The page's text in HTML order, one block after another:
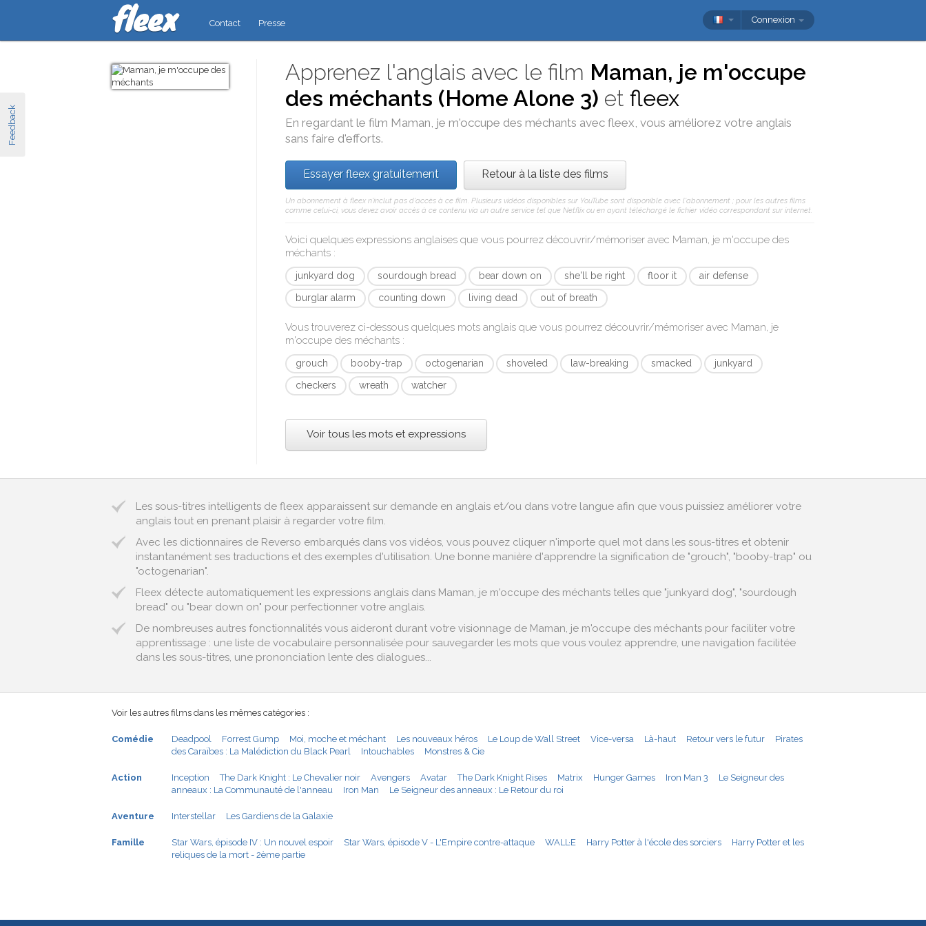
Feedback
Contact Presse Connexion
Apprenez l'anglais avec le film Maman, je m'occupe
des méchants (Home Alone 3) etfleex
En regardant le film Maman, je m'occupe des méchants avecfleex, vous améliorez votre anglais
sans faire d'efforts.
Essayer fleex gratuitement Retour à la liste des films
Un abonnement à fleex n'inclut pas d'accès à ce film. Plusieurs vidéos disponibles sur YouTube sont disponible avec l'abonnement ; pour les autres films
comme celui-ci, vous devez avoir accès à ce contenu via un autre service tel que Netflix ou en ayant téléchargé le fichier vidéo correspondant sur internet.
Voici quelques expressions anglaises que vous pourrez découvrir/mémoriser avec Maman, je m'occupe des
méchants :
junkyard dog sourdough bread bear down on she'll be right floor it
air defense
burglar alarm
counting down living dead out of breath
Vous trouverez ci-dessous quelques mots anglais que vous pourrez découvrir/mémoriser avec Maman, je
m'occupe des méchants :
grouch booby-trap octogenarian shoveled law-breaking smacked
junkyard
checkers
wreath watcher
Voir tous les mots et expressions
Les sous-titres intelligents de fleex apparaissent sur demande en anglais et/ou dans votre langue afin que vous puissiez améliorer votre
anglais tout en prenant plaisir à regarder votre film.
Avec les dictionnaires de Reverso embarqués dans vos vidéos, vous pouvez cliquer n'importe quel mot dans les sous-titres et obtenir
instantanément ses traductions et des exemples d'utilisation. Une bonne manière d'apprendre la signification de "grouch", "booby-trap" ou
"octogenarian".
Fleex détecte automatiquement les expressions anglais dans Maman, je m'occupe des méchants telles que "junkyard dog", "sourdough
bread" ou "bear down on" pour perfectionner votre anglais.
De nombreuses autres fonctionnalités vous aideront durant votre visionnage de Maman, je m'occupe des méchants pour faciliter votre
apprentissage : une liste de vocabulaire personnalisée pour sauvegarder les mots que vous voulez apprendre, une navigation facilitée
dans les sous-titres, une prononciation lente des dialogues...
Voir les autres films dans les mêmes catégories :
Comédie Deadpool Forrest Gump Moi, moche et méchant Les nouveaux héros Le Loup de Wall Street Vice-versa Là-haut Retour vers le futur
Pirates
des Caraïbes : La Malédiction du Black Pearl
Intouchables Monstres & Cie
Action Inception The Dark Knight : Le Chevalier noir Avengers Avatar The Dark Knight Rises Matrix Hunger Games Iron Man 3
Le Seigneur des
anneaux : La Communauté de l'anneau
Iron Man Le Seigneur des anneaux : Le Retour du roi
Aventure Interstellar Les Gardiens de la Galaxie
Famille Star Wars, épisode IV : Un nouvel espoir Star Wars, épisode V - L'Empire contre-attaque WALL·E Harry Potter à l'école des sorciers
Harry Potter et les
reliques de la mort - 2ème partie